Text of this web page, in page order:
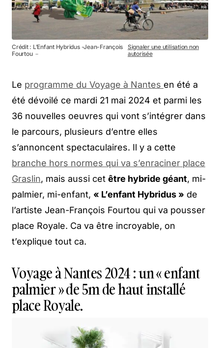
Crédit : L’Enfant Hybridus -Jean-François
Fourtou －
Signaler une utilisation non
autorisée
Le programme du Voyage à Nantes en été a
été dévoilé ce mardi 21 mai 2024 et parmi les
36 nouvelles oeuvres qui vont s’intégrer dans
le parcours, plusieurs d’entre elles
s’annoncent spectaculaires. Il y a cette
branche hors normes qui va s’enraciner place
Graslin, mais aussi cet être hybride géant, mi-
palmier, mi-enfant, « L’enfant Hybridus » de
l’artiste Jean-François Fourtou qui va pousser
place Royale. Ca va être incroyable, on
t’explique tout ca.
Voyage à Nantes 2024 : un « enfant
palmier » de 5m de haut installé
place Royale.